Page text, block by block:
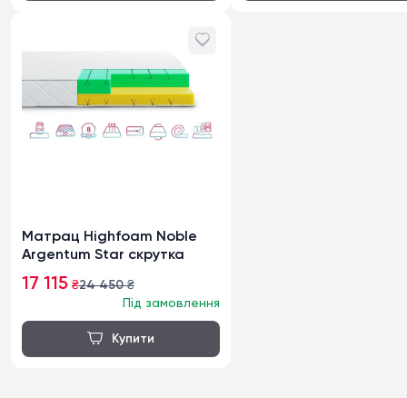
Матрац Highfoam Noble
Argentum Star скрутка
17 115 ₴24 450₴
Під замовлення